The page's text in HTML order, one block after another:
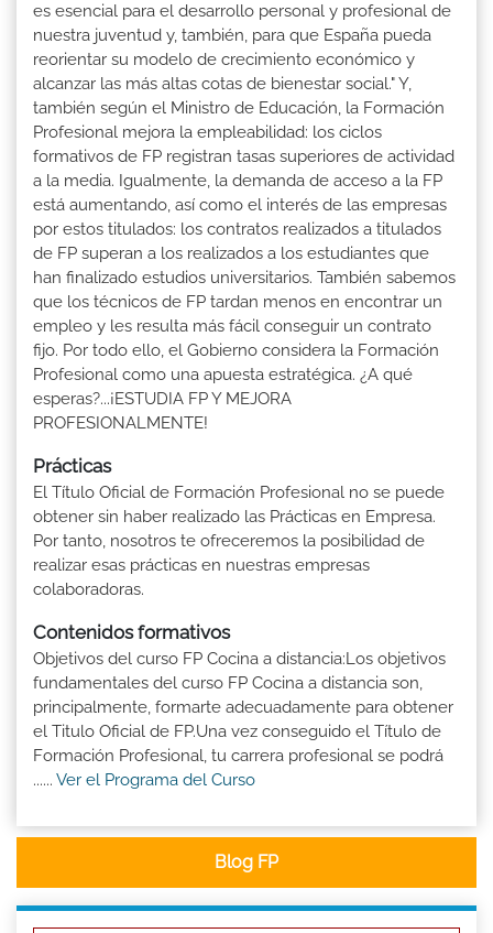
es esencial para el desarrollo personal y profesional de
nuestra juventud y, también, para que España pueda
reorientar su modelo de crecimiento económico y
alcanzar las más altas cotas de bienestar social." Y,
también según el Ministro de Educación, la Formación
Profesional mejora la empleabilidad: los ciclos
formativos de FP registran tasas superiores de actividad
a la media. Igualmente, la demanda de acceso a la FP
está aumentando, así como el interés de las empresas
por estos titulados: los contratos realizados a titulados
de FP superan a los realizados a los estudiantes que
han finalizado estudios universitarios. También sabemos
que los técnicos de FP tardan menos en encontrar un
empleo y les resulta más fácil conseguir un contrato
fijo. Por todo ello, el Gobierno considera la Formación
Profesional como una apuesta estratégica. ¿A qué
esperas?...¡ESTUDIA FP Y MEJORA
PROFESIONALMENTE!
Prácticas
El Título Oficial de Formación Profesional no se puede
obtener sin haber realizado las Prácticas en Empresa.
Por tanto, nosotros te ofreceremos la posibilidad de
realizar esas prácticas en nuestras empresas
colaboradoras.
Contenidos formativos
Objetivos del curso FP Cocina a distancia:Los objetivos
fundamentales del curso FP Cocina a distancia son,
principalmente, formarte adecuadamente para obtener
el Titulo Oficial de FP.Una vez conseguido el Título de
Formación Profesional, tu carrera profesional se podrá
...... Ver el Programa del Curso
Blog FP